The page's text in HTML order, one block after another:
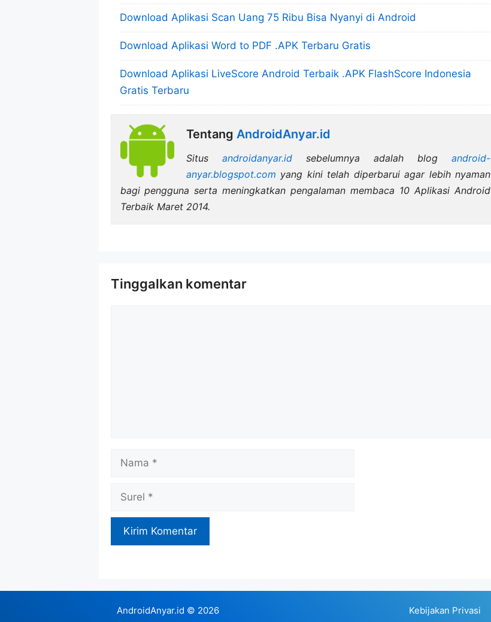
Download Aplikasi Scan Uang 75 Ribu Bisa Nyanyi di Android
Download Aplikasi Word to PDF .APK Terbaru Gratis
Download Aplikasi LiveScore Android Terbaik .APK FlashScore Indonesia
Gratis Terbaru
Tentang AndroidAnyar.id
Situs androidanyar.idsebelumnya adalah blogandroid-
anyar.blogspot.com yang kini telah diperbarui agar lebih nyaman
bagi pengguna serta meningkatkan pengalaman membaca 10 Aplikasi Android
Terbaik Maret 2014.
Tinggalkan komentar
Nama
Surel
Kebijakan Privasi
AndroidAnyar.id © 2026